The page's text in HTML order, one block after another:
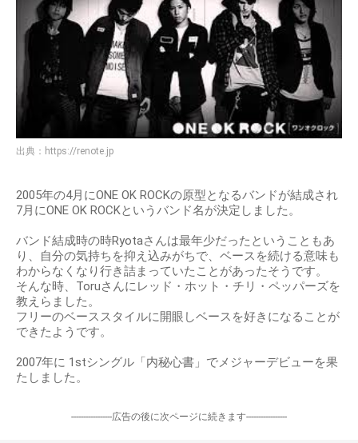
出典： https://renote.jp
2005年の4月にONE OK ROCKの原型となるバンドが結成され
7月にONE OK ROCKというバンド名が決定しました。
バンド結成時の時Ryotaさんは最年少だったということもあ
り、自分の気持ちを抑え込みがちで、ベースを続ける意味も
わからなくなり行き詰まっていたことがあったそうです。
そんな時、Toruさんにレッド・ホット・チリ・ペッパーズを
教えらました。
フリーのベーススタイルに開眼しベースを好きになることが
できたようです。
2007年に 1stシングル「内秘心書」でメジャーデビューを果
たしました。
-----------------広告の後に次ページに続きます-----------------